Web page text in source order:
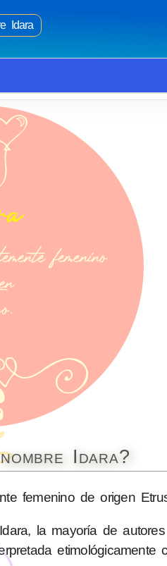
Idara
Idara?
femenino de origen
la mayoría de
etimológicamente